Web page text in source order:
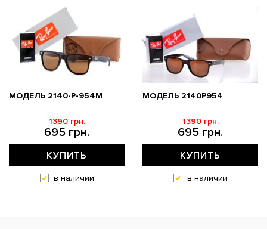
МОДЕЛЬ 2140-P-954M
695 грн.
1390 грн.
КУПИТЬ
в наличии
МОДЕЛЬ 2140P954
695 грн.
1390 грн.
КУПИТЬ
в наличии